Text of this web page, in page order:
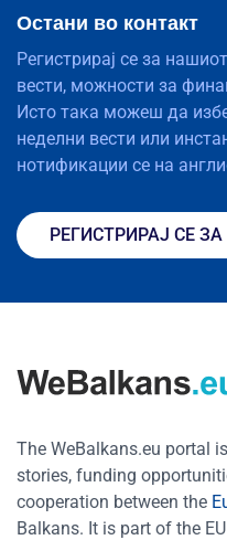
Остани во контакт
Регистрирај се за
вести, можности за
Исто така можеш да
неделни вести или
нотификации се на
РЕГИСТРИРАЈ СЕ
The WeBalkans.eu portal
stories, funding
cooperation between the
Balkans. It is part of the